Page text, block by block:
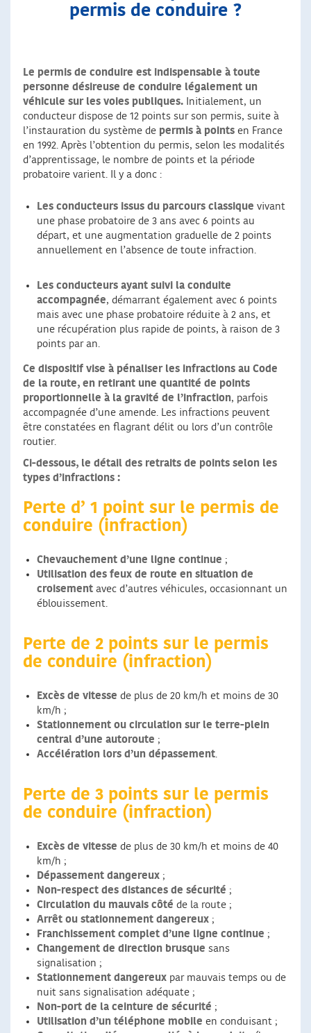
permis de conduire ?
Le permis de conduire est indispensable à toute
personne désireuse de conduire légalement un
véhicule sur les voies publiques. Initialement, un
conducteur dispose de 12 points sur son permis, suite à
l’instauration du système de permis à points en France
en 1992. Après l’obtention du permis, selon les modalités
d’apprentissage, le nombre de points et la période
probatoire varient. Il y a donc :
Les conducteurs issus du parcours classique vivant
une phase probatoire de 3 ans avec 6 points au
départ, et une augmentation graduelle de 2 points
annuellement en l’absence de toute infraction.
Les conducteurs ayant suivi la conduite
accompagnée, démarrant également avec 6 points
mais avec une phase probatoire réduite à 2 ans, et
une récupération plus rapide de points, à raison de 3
points par an.
Ce dispositif vise à pénaliser les infractions au Code
de la route, en retirant une quantité de points
proportionnelle à la gravité de l’infraction, parfois
accompagnée d’une amende. Les infractions peuvent
être constatées en flagrant délit ou lors d’un contrôle
routier.
Ci-dessous, le détail des retraits de points selon les
types d’infractions :
Perte d’ 1 point sur le permis de
conduire (infraction)
Chevauchement d’une ligne continue ;
Utilisation des feux de route en situation de
croisement avec d’autres véhicules, occasionnant un
éblouissement.
Perte de 2 points sur le permis
de conduire (infraction)
Excès de vitesse de plus de 20 km/h et moins de 30
km/h ;
Stationnement ou circulation sur le terre-plein
central d’une autoroute ;
Accélération lors d’un dépassement.
Perte de 3 points sur le permis
de conduire (infraction)
Excès de vitesse de plus de 30 km/h et moins de 40
km/h ;
Dépassement dangereux ;
Non-respect des distances de sécurité ;
Circulation du mauvais côté de la route ;
Arrêt ou stationnement dangereux ;
Franchissement complet d’une ligne continue ;
Changement de direction brusque sans
signalisation ;
Stationnement dangereux par mauvais temps ou de
nuit sans signalisation adéquate ;
Non-port de la ceinture de sécurité ;
Utilisation d’un téléphone mobile en conduisant ;